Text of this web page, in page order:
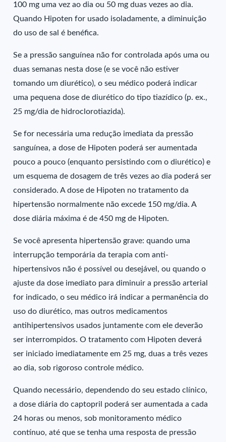
100 mg uma vez ao dia ou 50 mg duas vezes ao dia.
Quando Hipoten for usado isoladamente, a diminuição
do uso de sal é benéfica.
Se a pressão sanguínea não for controlada após uma ou
duas semanas nesta dose (e se você não estiver
tomando um diurético), o seu médico poderá indicar
uma pequena dose de diurético do tipo tiazídico (p. ex.,
25 mg/dia de hidroclorotiazida).
Se for necessária uma redução imediata da pressão
sanguínea, a dose de Hipoten poderá ser aumentada
pouco a pouco (enquanto persistindo com o diurético) e
um esquema de dosagem de três vezes ao dia poderá ser
considerado. A dose de Hipoten no tratamento da
hipertensão normalmente não excede 150 mg/dia. A
dose diária máxima é de 450 mg de Hipoten.
Se você apresenta hipertensão grave: quando uma
interrupção temporária da terapia com anti-
hipertensivos não é possível ou desejável, ou quando o
ajuste da dose imediato para diminuir a pressão arterial
for indicado, o seu médico irá indicar a permanência do
uso do diurético, mas outros medicamentos
antihipertensivos usados juntamente com ele deverão
ser interrompidos. O tratamento com Hipoten deverá
ser iniciado imediatamente em 25 mg, duas a três vezes
ao dia, sob rigoroso controle médico.
Quando necessário, dependendo do seu estado clínico,
a dose diária do captopril poderá ser aumentada a cada
24 horas ou menos, sob monitoramento médico
contínuo, até que se tenha uma resposta de pressão